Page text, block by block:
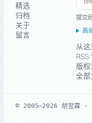
精选
归档
关于
留言
提交
高
从
RSS
版
全
© 2005–2026 胡翌霖 ·